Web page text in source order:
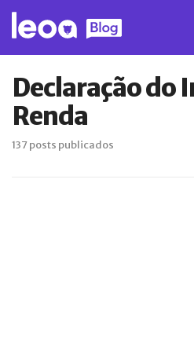
Declaração do
Renda
137 posts publicados